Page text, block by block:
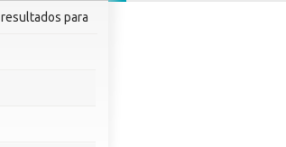
resultados para